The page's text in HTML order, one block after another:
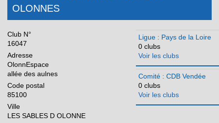
OLONNES
Club N°
16047
Adresse
OlonnEspace
allée des aulnes
Code postal
85100
Ville
LES SABLES D OLONNE
Ligue : Pays de la Loire
0 clubs
Voir les clubs
Comité : CDB Vendée
0 clubs
Voir les clubs